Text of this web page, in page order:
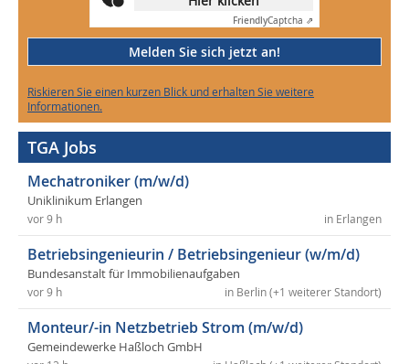
FriendlyCaptcha ⇗
Melden Sie sich jetzt an!
Riskieren Sie einen kurzen Blick und erhalten Sie weitere
Informationen.
TGA Jobs
Mechatroniker (m/w/d)
Uniklinikum Erlangen
in Erlangen
vor 9 h
Betriebsingenieurin / Betriebsingenieur (w/m/d)
Bundesanstalt für Immobilienaufgaben
in Berlin (+1 weiterer Standort)
vor 9 h
Monteur/-in Netzbetrieb Strom (m/w/d)
Gemeindewerke Haßloch GmbH